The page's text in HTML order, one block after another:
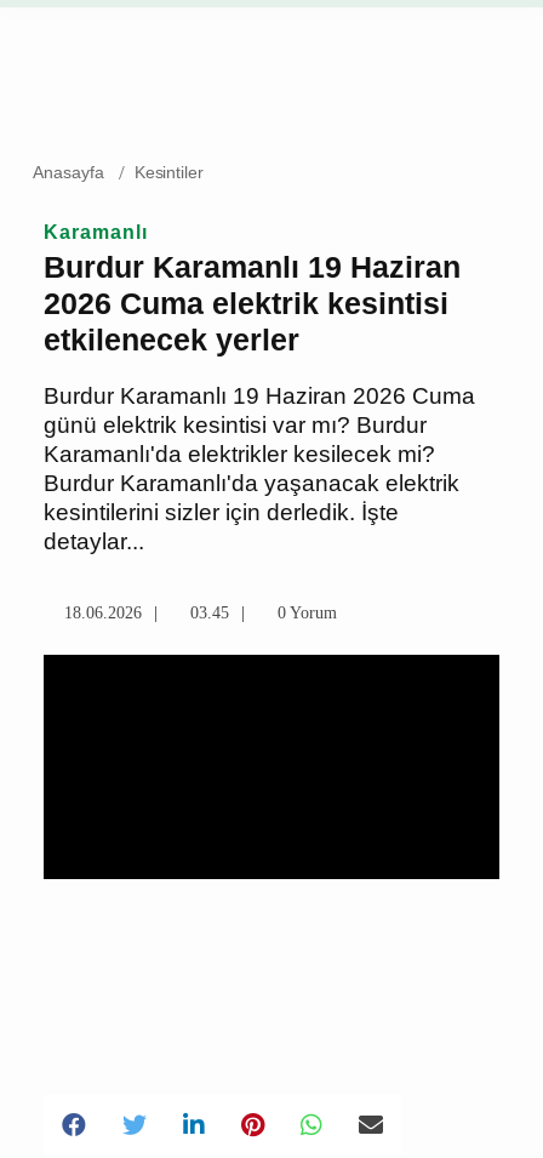
Anasayfa Kesintiler
Karamanlı
Burdur Karamanlı 19
Haziran 2026 Cuma elektrik
kesintisi etkilenecek yerler
Burdur Karamanlı 19 Haziran 2026 Cuma
günü elektrik kesintisi var mı? Burdur
Karamanlı'da elektrikler kesilecek mi?
Burdur Karamanlı'da yaşanacak elektrik
kesintilerini sizler için derledik. İşte
detaylar...
18.06.2026 03.45 0 Yorum